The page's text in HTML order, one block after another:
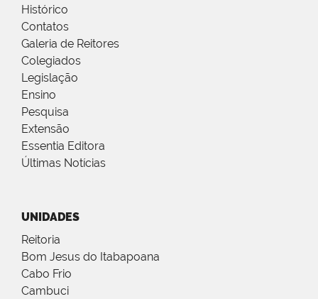
Histórico
Contatos
Galeria de Reitores
Colegiados
Legislação
Ensino
Pesquisa
Extensão
Essentia Editora
Últimas Notícias
UNIDADES
Reitoria
Bom Jesus do Itabapoana
Cabo Frio
Cambuci